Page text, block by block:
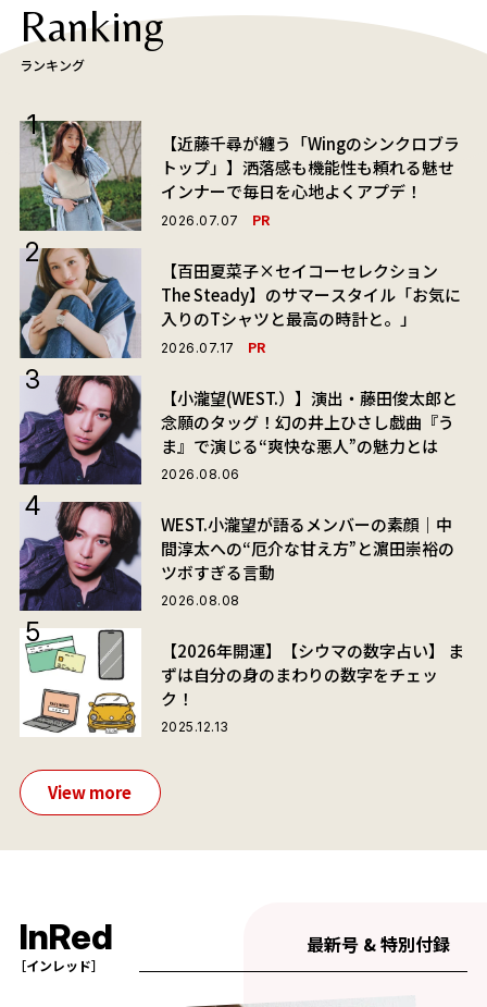
Ranking
ランキング
【近藤千尋が纏う「Wingのシンクロブラ
トップ」】洒落感も機能性も頼れる魅せ
インナーで毎日を心地よくアプデ！
2026.07.07 PR
【百田夏菜子×セイコーセレクション
The Steady】のサマースタイル「お気に
入りのTシャツと最高の時計と。」
2026.07.17 PR
【小瀧望(WEST.）】演出・藤田俊太郎と
念願のタッグ！幻の井上ひさし戯曲『う
ま』で演じる“爽快な悪人”の魅力とは
2026.08.06
WEST.小瀧望が語るメンバーの素顔｜中
間淳太への“厄介な甘え方”と濵田崇裕の
ツボすぎる言動
2026.08.08
【2026年開運】【シウマの数字占い】 ま
ずは自分の身のまわりの数字をチェッ
ク！
2025.12.13
View more
InRed
［インレッド］
最新号 & 特別付録